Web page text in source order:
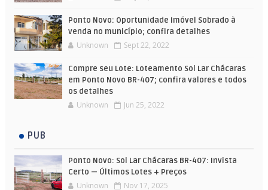
Ponto Novo: Oportunidade Imóvel Sobrado à
venda no município; confira detalhes
Unknown Sept 22, 2022
Compre seu Lote: Loteamento Sol Lar Chácaras
em Ponto Novo BR-407; confira valores e todos
os detalhes
Unknown Jun 25, 2022
PUB
Ponto Novo: Sol Lar Chácaras BR-407: Invista
Certo — Últimos Lotes + Preços
Unknown Nov 17, 2025